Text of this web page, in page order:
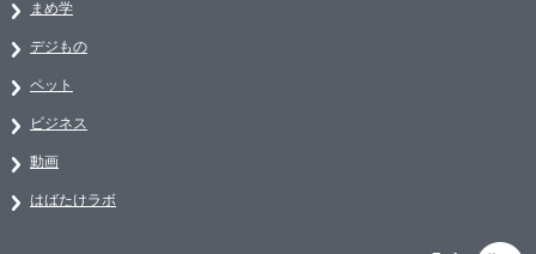
まめ学
デジもの
ペット
ビジネス
動画
はばたけラボ